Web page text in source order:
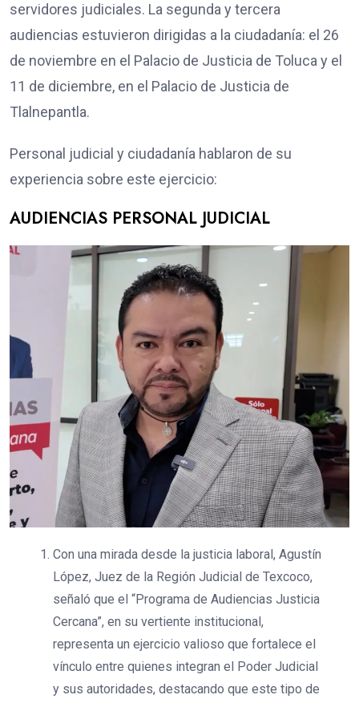
servidores judiciales. La segunda y tercera
audiencias estuvieron dirigidas a la ciudadanía: el 26
de noviembre en el Palacio de Justicia de Toluca y el
11 de diciembre, en el Palacio de Justicia de
Tlalnepantla.
Personal judicial y ciudadanía hablaron de su
experiencia sobre este ejercicio:
AUDIENCIAS PERSONAL JUDICIAL
Con una mirada desde la justicia laboral, Agustín
López, Juez de la Región Judicial de Texcoco,
señaló que el “Programa de Audiencias Justicia
Cercana”, en su vertiente institucional,
representa un ejercicio valioso que fortalece el
vínculo entre quienes integran el Poder Judicial
y sus autoridades, destacando que este tipo de